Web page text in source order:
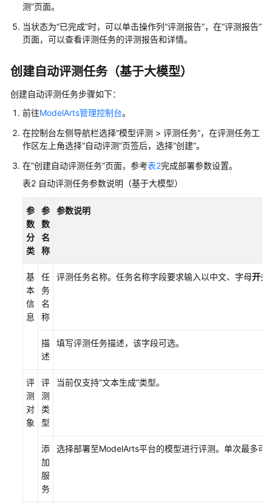
型
测
型
用
像
管
理
力
资
源
管
权
限
管
实
践
API
测”页面。
当状态为“已完成”时，可以单击操作列“评测报告”，在“评测报告”
页面，可以查看评测任务的评测报告和详情。
创建自动评测任务（基于大模型）
创建自动评测任务步骤如下：
前往ModelArts管理控制台。
在控制台左侧导航栏选择“模型评测 > 评测任务”，在评测任务工
作区左上角选择“自动评测”页签后，选择“创建”。
在“创建自动评测任务”页面，参考表2完成部署参数设置。
表2 自动评测任务参数说明（基于大模型）
参
数
分
类
参
数
名
称
参数说明
基
本
信
息
任
务
名
称
评测任务名称。任务名称字段要求输入以中文、字母开头
描
述
填写评测任务描述，该字段可选。
评
测
对
象
评
测
类
型
当前仅支持“文本生成”类型。
添
加
服
务
选择部署至ModelArts平台的模型进行评测。单次最多可